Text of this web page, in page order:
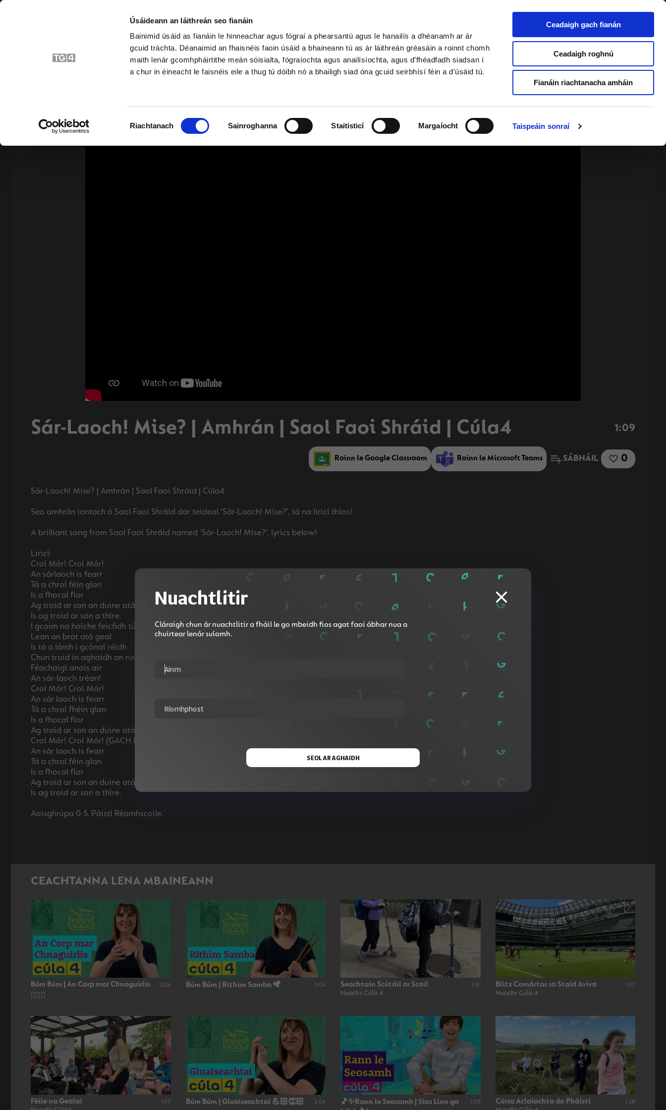
Úsáideann an láithreán seo fianáin
Bainimid úsáid as fianáin le hinneachar agus fógraí a phearsantú agus le hanailís a dhéanamh ar ár
gcuid tráchta. Déanaimid an fhaisnéis faoin úsáid a bhaineann tú as ár láithreán gréasáin a roinnt chomh
maith lenár gcomhpháirtithe meán sóisialta, fógraíochta agus anailísíochta, agus d’fhéadfadh siadsan í
a chur in éineacht le faisnéis eile a thug tú dóibh nó a bhailigh siad óna gcuid seirbhísí féin a d'úsáid tú.
Riachtanach Sainroghanna Staitisticí Margaíocht Taispeáin sonraí
Ceadaigh gach fianán
Ceadaigh roghnú
Fianáin riachtanacha amháin
Bunscoil Sraith Shóisearach & GCSE Ardteist, AS/A2 & Foghlaimeoirí Fásta
Sár-Laoch! Mise? | Amhrán | Saol Faoi Shráid | Cúla4 1:09
Roinn le Google Classroom Roinn le Microsoft Teams SÁBHÁIL 0
Sár-Laoch! Mise? | Amhrán | Saol Faoi Shráid | Cúla4
Seo amhrán iontach ó Saol Faoi Shráid dar teideal ‘Sár-Laoch! Mise?’, tá na liricí thíos!
A brilliant song from Saol Faoi Shráid named ‘Sár-Laoch! Mise?’, lyrics below!
Liricí:
Croí Mór! Croí Mór!
An sárlaoch is fearr
Tá a chroí féin glan
Is a fhocal fíor
Ag troid ar son an duine atá lag
Is ag troid ar son a thíre.
I gcoim na hoíche feicfidh tú é
Lean an brat atá geal
Is tá a lámh i gcónaí réidh
Chun troid in aghaidh an rud atá bréan
Féachaigí anois air
An sár-laoch tréan!
Croí Mór! Croí Mór!
An sár laoch is fearr
Tá a chroí fhéin glan
Is a fhocal fíor
Ag troid ar son an duine atá lag
Croí Mór! Croí Mór! (GACH DUINE)
An sár laoch is fearr
Tá a chroí féin glan
Is a fhocal fíor
Ag troid ar son an duine atá lag
Is ag troid ar son a thíre.
CEACHTANNA LENA MBAINEANN
Búm Búm | An Corp mar Chnaguirlis
👂🏻🥁
2:04 Búm Búm | Rithim Samba 🪇 2:04 Seachtain Scútáil ar Scoil
Nuacht Cúla 4
1:31 Blitz Comórtas sa Staid Aviva
Nuacht Cúla 4
1:17
Féile na Gealaí 1:17 Búm Búm | Gluaiseachtaí 💪🏻👏🏻 2:04
🎵✨Rann le Seosamh | Síos Linn go
1:03 Cúrsa Aclaíochta do Pháistí 1:28
Nuachtlitir
Cláraigh chun ár nuachtlitir a fháil le go mbeidh fios agat faoi ábhar nua a
chuirtear lenár suíomh.
SEOL AR AGHAIDH